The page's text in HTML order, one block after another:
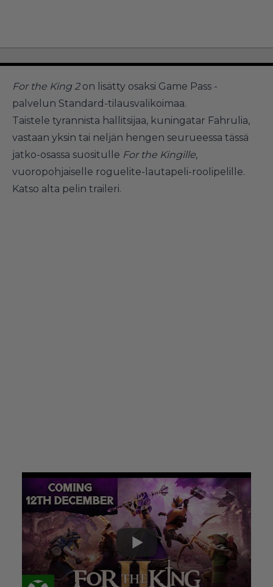
For the King 2on lisätty osaksi Game Pass -
palvelun Standard-tilausvalikoimaa.
Taistele tyrannista hallitsijaa, kuningatar Fahrulia,
vastaan yksin tai neljän hengen seurueessa tässä
jatko-osassa suositulle For the Kingille,
vuoropohjaiselle roguelite-lautapeli-roolipelille.
Katso alta pelin traileri.